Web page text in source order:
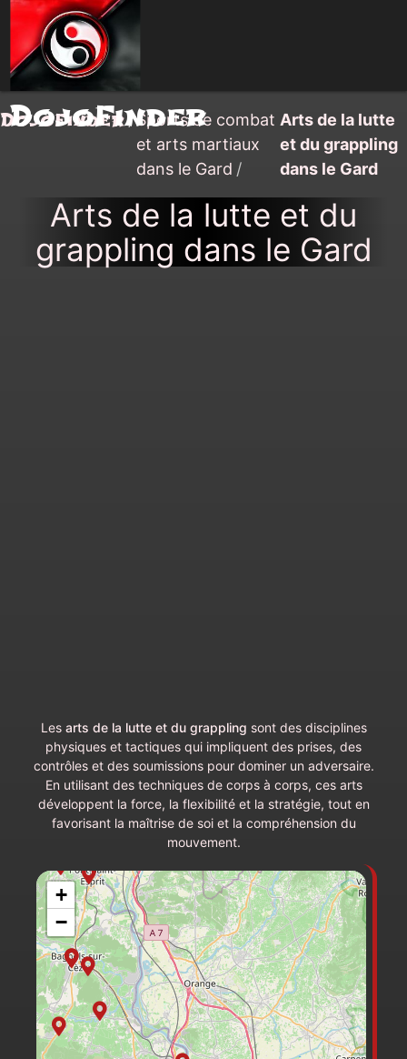
DojoFinder
DojoFinder /Sports de combat
et arts martiaux
dans le Gard /
Arts de la lutte
et du grappling
dans le Gard
Arts de la lutte et du
grappling dans le Gard
Les arts de la lutte et du grappling sont des disciplines
physiques et tactiques qui impliquent des prises, des
contrôles et des soumissions pour dominer un adversaire.
En utilisant des techniques de corps à corps, ces arts
développent la force, la flexibilité et la stratégie, tout en
favorisant la maîtrise de soi et la compréhension du
mouvement.
+
−